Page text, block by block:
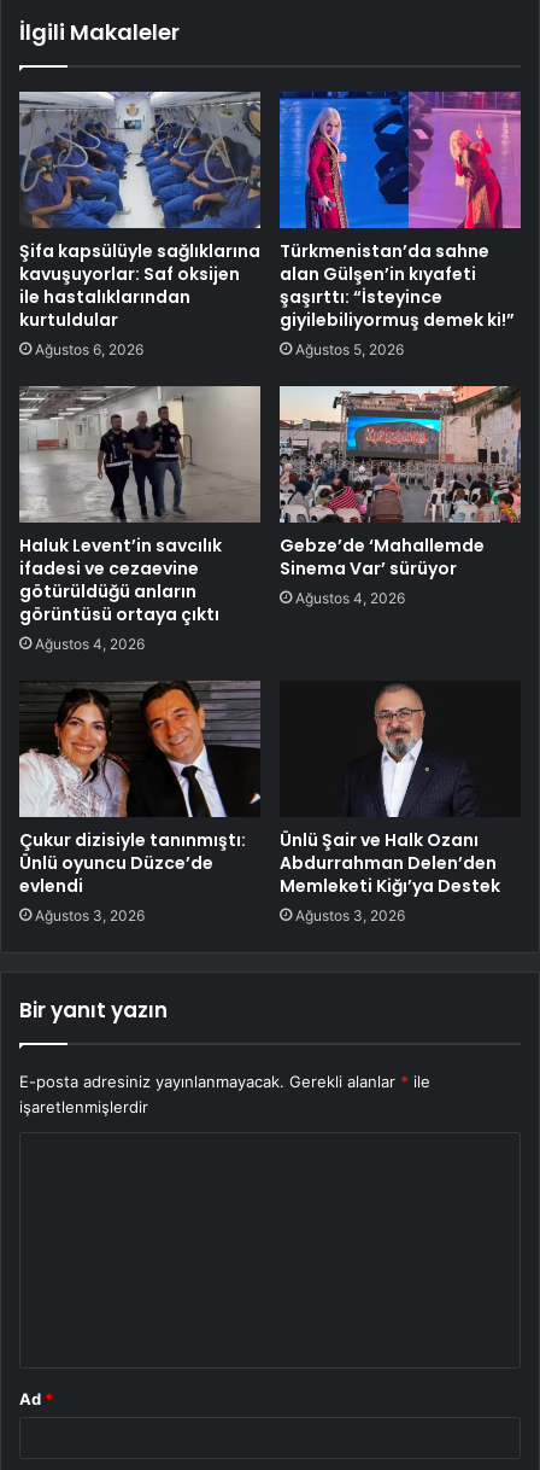
İlgili Makaleler
Şifa kapsülüyle sağlıklarına
kavuşuyorlar: Saf oksijen
ile hastalıklarından
kurtuldular
Ağustos 6, 2026
Türkmenistan’da sahne
alan Gülşen’in kıyafeti
şaşırttı: “İsteyince
giyilebiliyormuş demek ki!”
Ağustos 5, 2026
Haluk Levent’in savcılık
ifadesi ve cezaevine
götürüldüğü anların
görüntüsü ortaya çıktı
Ağustos 4, 2026
Gebze’de ‘Mahallemde
Sinema Var’ sürüyor
Ağustos 4, 2026
Çukur dizisiyle tanınmıştı:
Ünlü oyuncu Düzce’de
evlendi
Ağustos 3, 2026
Ünlü Şair ve Halk Ozanı
Abdurrahman Delen’den
Memleketi Kiğı’ya Destek
Ağustos 3, 2026
Bir yanıt yazın
E-posta adresiniz yayınlanmayacak. Gerekli alanlar * ile
işaretlenmişlerdir
Ad *